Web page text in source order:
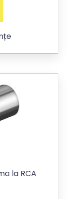
la RCA